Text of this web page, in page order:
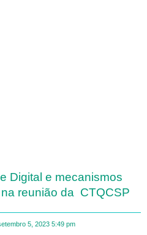
Digital e mecanismos
reunião da CTQCSP
5, 2023 5:49 pm